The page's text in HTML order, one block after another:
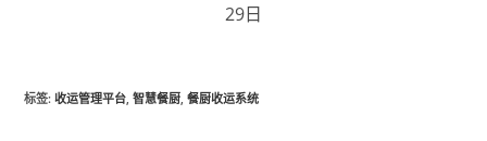
29日
标签:收运管理平台 智慧餐厨 餐厨收运系统